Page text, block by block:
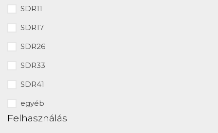
SDR11
SDR17
SDR26
SDR33
SDR41
egyéb
Felhasználás